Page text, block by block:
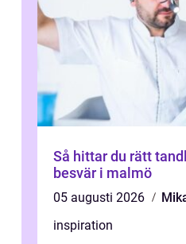
Så hittar du rätt
besvär i malmö
05 augusti 2026
inspiration